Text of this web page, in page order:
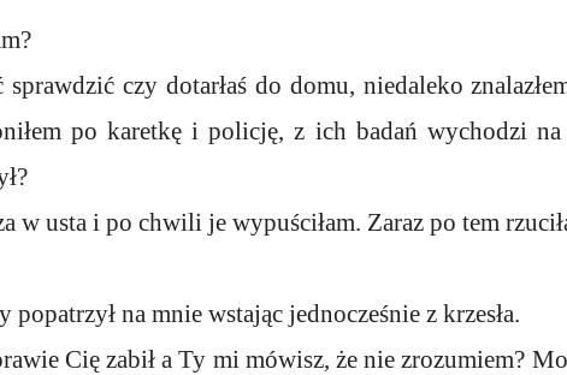
sprawdzić czy dotarłaś do domu, niedaleko
po karetkę i policję, z ich badań wychodzi
w usta i po chwili je wypuściłam. Zaraz po tem
popatrzył na mnie wstając jednocześnie z krzesła.
Cię zabił a Ty mi mówisz, że nie zrozumiem?